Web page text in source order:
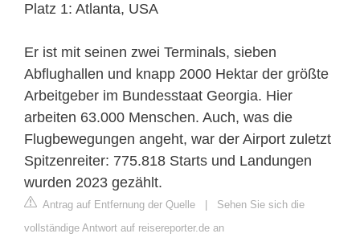
Platz 1: Atlanta, USA
Er ist mit seinen zwei Terminals, sieben
Abflughallen und knapp 2000 Hektar der größte
Arbeitgeber im Bundesstaat Georgia. Hier
arbeiten 63.000 Menschen. Auch, was die
Flugbewegungen angeht, war der Airport zuletzt
Spitzenreiter: 775.818 Starts und Landungen
wurden 2023 gezählt.
Antrag auf Entfernung der Quelle
Sehen Sie sich die
vollständige Antwort auf reisereporter.de an